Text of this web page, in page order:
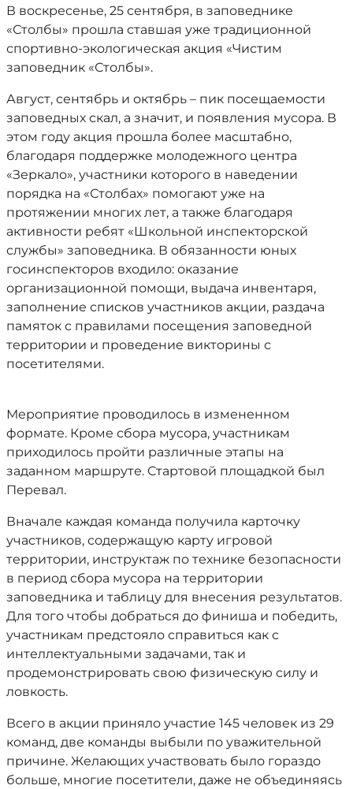
В воскресенье, 25 сентября, в заповеднике
«Столбы» прошла ставшая уже традиционной
спортивно-экологическая акция «Чистим
заповедник «Столбы».
Август, сентябрь и октябрь – пик посещаемости
заповедных скал, а значит, и появления мусора. В
этом году акция прошла более масштабно,
благодаря поддержке молодежного центра
«Зеркало», участники которого в наведении
порядка на «Столбах» помогают уже на
протяжении многих лет, а также благодаря
активности ребят «Школьной инспекторской
службы» заповедника. В обязанности юных
госинспекторов входило: оказание
организационной помощи, выдача инвентаря,
заполнение списков участников акции, раздача
памяток с правилами посещения заповедной
территории и проведение викторины с
посетителями.
Мероприятие проводилось в измененном
формате. Кроме сбора мусора, участникам
приходилось пройти различные этапы на
заданном маршруте. Стартовой площадкой был
Перевал.
Вначале каждая команда получила карточку
участников, содержащую карту игровой
территории, инструктаж по технике безопасности
в период сбора мусора на территории
заповедника и таблицу для внесения результатов.
Для того чтобы добраться до финиша и победить,
участникам предстояло справиться как с
интеллектуальными задачами, так и
продемонстрировать свою физическую силу и
ловкость.
Всего в акции приняло участие 145 человек из 29
команд, две команды выбыли по уважительной
причине. Желающих участвовать было гораздо
больше, многие посетители, даже не объединяясь